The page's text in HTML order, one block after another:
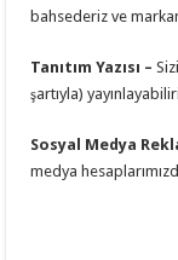
bahsederiz ve
Tanıtım Yazısı –
şartıyla)
Sosyal Medya
medya